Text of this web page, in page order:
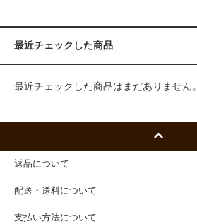
最近チェックした商品
最近チェックした商品はまだありません。
返品について
配送・送料について
支払い方法について